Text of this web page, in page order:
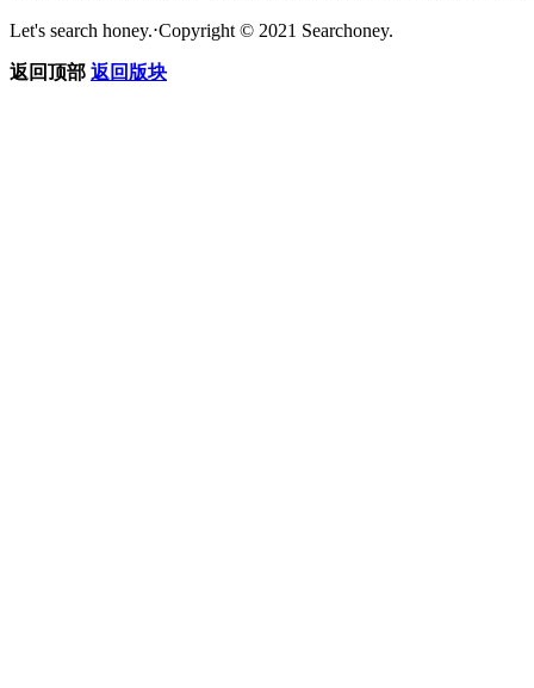
Let's search honey.⋅Copyright © 2021 Searchoney.
返回顶部 返回版块